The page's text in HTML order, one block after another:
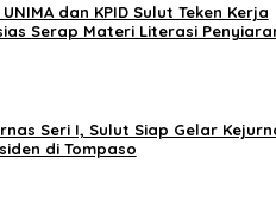
dan KPID Sulut Teken Kerja
Serap Materi Literasi
Seri I, Sulut Siap Gelar
di Tompaso